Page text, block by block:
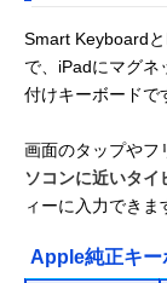
Smart Keyboard
で、iPadにマグネ
付けキーボードで
画面のタップやフ
ソコンに近いタイ
ィーに入力できま
Apple純正キー